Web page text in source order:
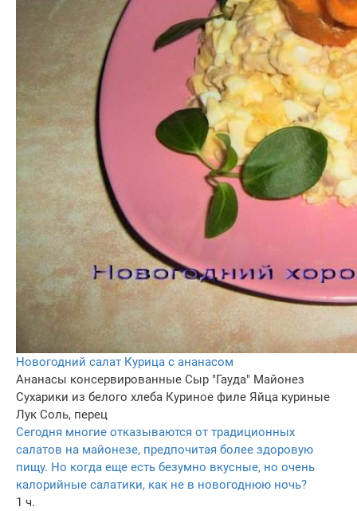
Новогодний салат Курица с ананасом
Ананасы консервированные Сыр "Гауда" Майонез
Сухарики из белого хлеба Куриное филе Яйца куриные
Лук Соль, перец
Сегодня многие отказываются от традиционных
салатов на майонезе, предпочитая более здоровую
пищу. Но когда еще есть безумно вкусные, но очень
калорийные салатики, как не в новогоднюю ночь?
1 ч.